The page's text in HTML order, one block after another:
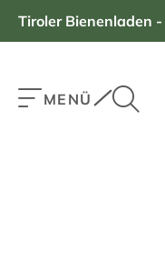
Tiroler Bienenladen -
MENÜ